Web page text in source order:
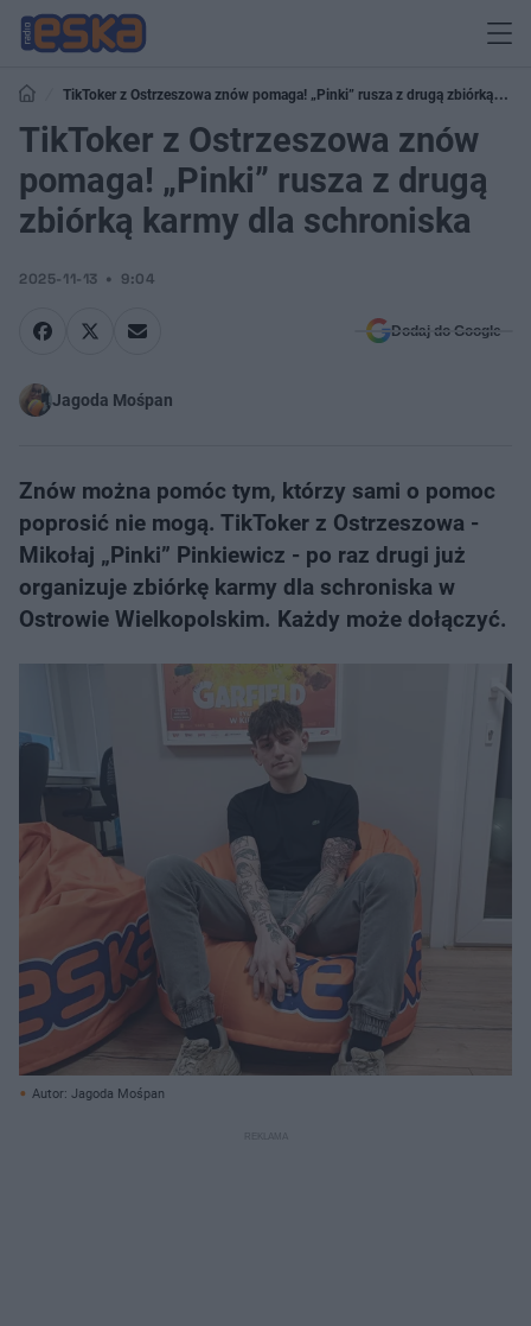
TikToker z Ostrzeszowa znów pomaga! „Pinki” rusza z drugą zbiórką
karmy dla schroniska
TikToker z Ostrzeszowa znów
pomaga! „Pinki” rusza z drugą
zbiórką karmy dla schroniska
2025-11-13 9:04
Dodaj do Google
Jagoda Mośpan
Znów można pomóc tym, którzy sami o pomoc
poprosić nie mogą. TikToker z Ostrzeszowa -
Mikołaj „Pinki” Pinkiewicz - po raz drugi już
organizuje zbiórkę karmy dla schroniska w
Ostrowie Wielkopolskim. Każdy może dołączyć.
Autor: Jagoda Mośpan